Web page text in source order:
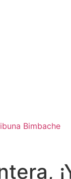
Bimbache